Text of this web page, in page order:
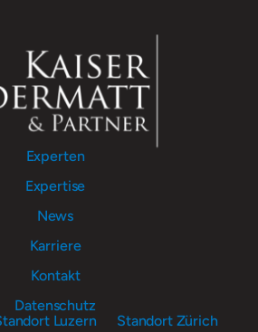
Experten
Expertise
News
Karriere
Kontakt
Datenschutz
Luzern Standort Zürich